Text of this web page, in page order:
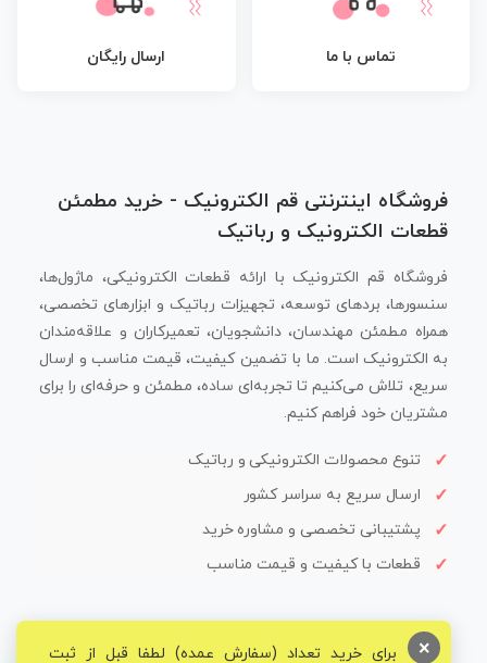
تماس با ما ارسال رایگان
فروشگاه اینترنتی قم الکترونیک - خرید مطمئن
قطعات الکترونیک و رباتیک
فروشگاه قم الکترونیک با ارائه قطعات الکترونیکی، ماژول‌ها،
سنسورها، بردهای توسعه، تجهیزات رباتیک و ابزارهای تخصصی،
همراه مطمئن مهندسان، دانشجویان، تعمیرکاران و علاقه‌مندان
به الکترونیک است. ما با تضمین کیفیت، قیمت مناسب و ارسال
سریع، تلاش می‌کنیم تا تجربه‌ای ساده، مطمئن و حرفه‌ای را برای
مشتریان خود فراهم کنیم.
تنوع محصولات الکترونیکی و رباتیک
ارسال سریع به سراسر کشور
پشتیبانی تخصصی و مشاوره خرید
قطعات با کیفیت و قیمت مناسب
برای خرید تعداد (سفارش عمده) لطفا قبل از ثبت ×